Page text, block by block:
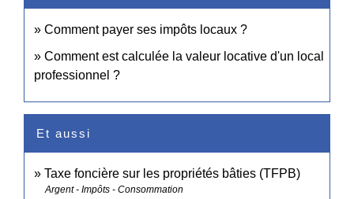
Comment payer ses impôts locaux ?
Comment est calculée la valeur locative d'un local
professionnel ?
Et aussi
Taxe foncière sur les propriétés bâties (TFPB)
Argent - Impôts - Consommation